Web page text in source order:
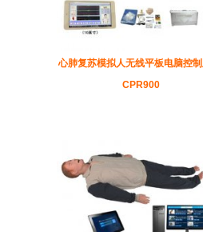
心肺复苏模拟人无线平板电脑控
CPR900